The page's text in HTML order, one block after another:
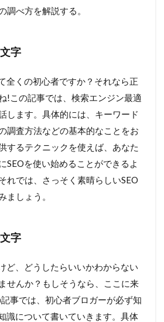
調べ方を解説する。
字
全くの初心者ですか？それなら正
!この記事では、検索エンジン最適
します。具体的には、キーワード
調査方法などの基本的なことをお
するテクニックを使えば、あなた
SEOを使い始めることができるよ
れでは、さっそく素晴らしいSEO
ましょう。
字
ど、どうしたらいいかわからない
せんか？もしそうなら、ここに来
事では、初心者ブロガーが必ず知
識について書いていきます。具体